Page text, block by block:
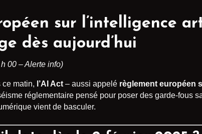
sur l’intelligence
dès aujourd’hui
00 – Alerte info)
ce matin, l’AI Act – aussi appelé règlement européen
réglementaire pensé pour poser des garde-fous
vient de basculer.